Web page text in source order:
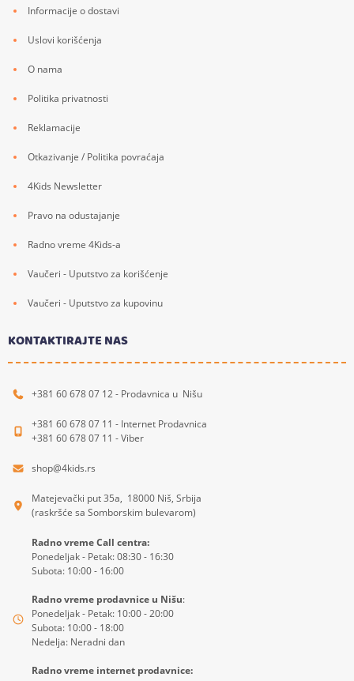
Informacije o dostavi
Uslovi korišćenja
O nama
Politika privatnosti
Reklamacije
Otkazivanje / Politika povraćaja
4Kids Newsletter
Pravo na odustajanje
Radno vreme 4Kids-a
Vaučeri - Uputstvo za korišćenje
Vaučeri - Uputstvo za kupovinu
KONTAKTIRAJTE NAS
+381 60 678 07 12 - Prodavnica u Nišu
+381 60 678 07 11 - Internet Prodavnica
+381 60 678 07 11 - Viber
shop@4kids.rs
Matejevački put 35a, 18000 Niš, Srbija
(raskršće sa Somborskim bulevarom)
Radno vreme Call centra:
Ponedeljak - Petak: 08:30 - 16:30
Subota: 10:00 - 16:00
Radno vreme prodavnice u Nišu:
Ponedeljak - Petak: 10:00 - 20:00
Subota: 10:00 - 18:00
Nedelja: Neradni dan
Radno vreme internet prodavnice: